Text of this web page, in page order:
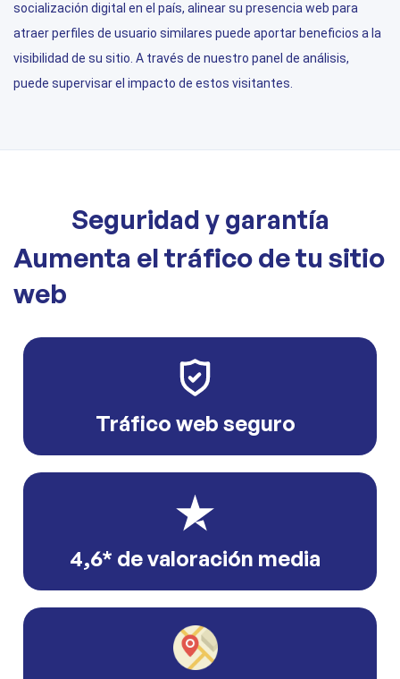
socialización digital en el país, alinear su presencia web para
atraer perfiles de usuario similares puede aportar beneficios a la
visibilidad de su sitio. A través de nuestro panel de análisis,
puede supervisar el impacto de estos visitantes.
Seguridad y garantía
Aumenta el tráfico de tu sitio
web
Tráfico web seguro
4,6* de valoración media